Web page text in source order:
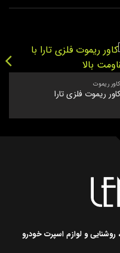
کاور ریموت
کاور ریموت فلزی تارا
و لوازم اسپرت خودرو